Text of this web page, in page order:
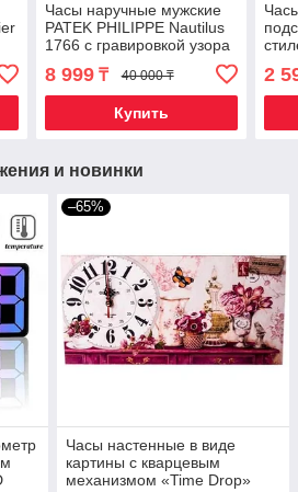
Часы наручные мужские
PATEK PHILIPPE Nautilus
1766 с гравировкой узора
в восточном стиле {40мм,
AA реплика}
8 999₸ 40 000 ₸
Купить
2
и новинки
–65%
Часы настенные в виде
картины с кварцевым
механизмом «Time Drop»